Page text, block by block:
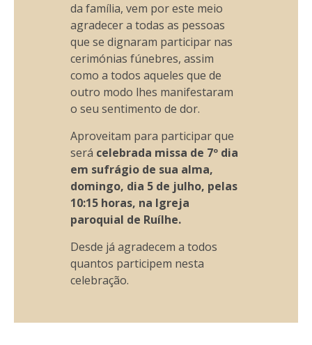
da família, vem por este meio
agradecer a todas as pessoas
que se dignaram participar nas
cerimónias fúnebres, assim
como a todos aqueles que de
outro modo lhes manifestaram
o seu sentimento de dor.
Aproveitam para participar que
será celebrada missa de 7º dia
em sufrágio de sua alma,
domingo, dia 5 de julho, pelas
10:15 horas, na Igreja
paroquial de Ruílhe.
Desde já agradecem a todos
quantos participem nesta
celebração.